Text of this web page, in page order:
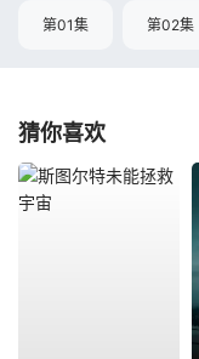
第01集 第02集
猜你喜欢